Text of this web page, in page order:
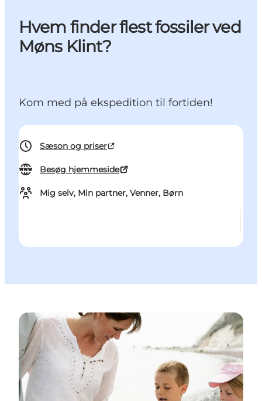
Hvem finder flest fossiler ved
Møns Klint?
Kom med på ekspedition til fortiden!
Sæson og priser
Besøg hjemmeside
Mig selv, Min partner, Venner, Børn